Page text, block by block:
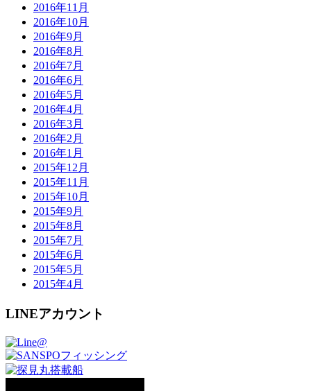
2016年11月
2016年10月
2016年9月
2016年8月
2016年7月
2016年6月
2016年5月
2016年4月
2016年3月
2016年2月
2016年1月
2015年12月
2015年11月
2015年10月
2015年9月
2015年8月
2015年7月
2015年6月
2015年5月
2015年4月
LINEアカウント